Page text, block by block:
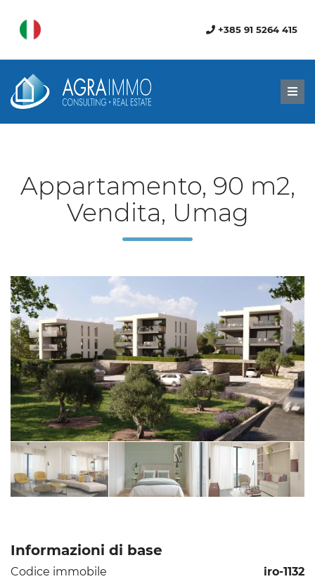
+385 91 5264 415
Appartamento, 90 m2,
Vendita, Umag
Informazioni di base
Codice immobile
iro-1132